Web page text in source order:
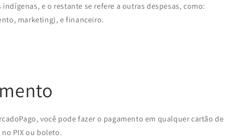
e o restante se refere a outras despesas, como:
marketing), e financeiro.
você pode fazer o pagamento em qualquer cartão de
PIX ou boleto.